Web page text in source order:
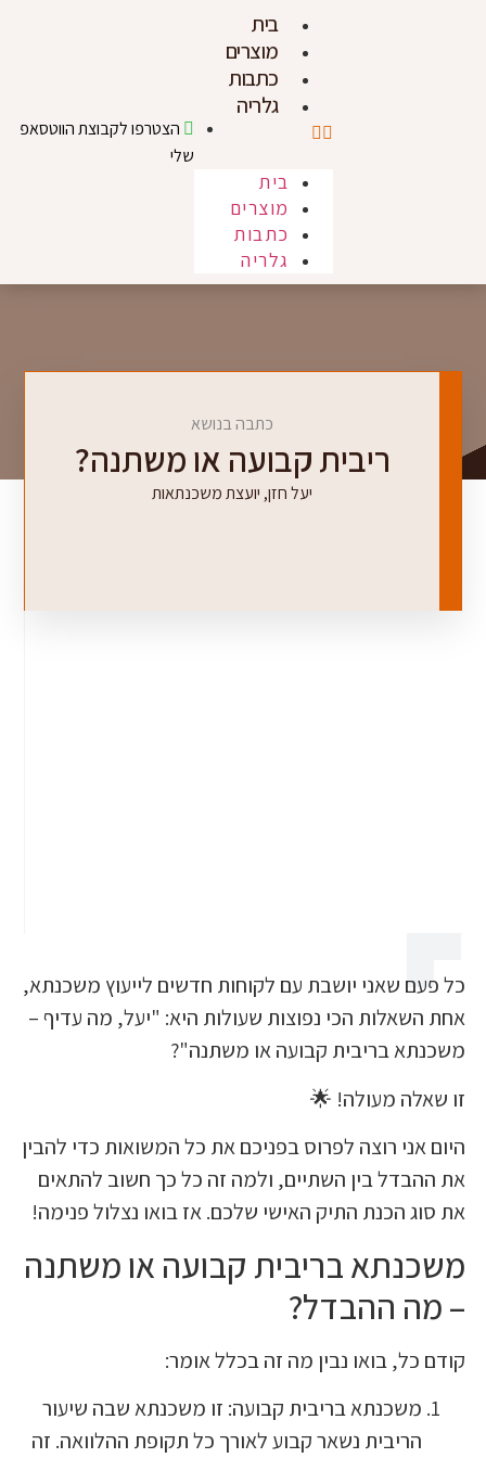
מוצרים
כתבות
גלריה
מוצרים
כתבות
גלריה
הצטרפו לקבוצת הווטסאפ
כתבה בנושא
ריבית קבועה או משתנה?
יעל חזן, יועצת משכנתאות
שאני יושבת עם לקוחות חדשים לייעוץ משכנתא,
הכי נפוצות שעולות היא: "יעל, מה עדיף –
בריבית קבועה או משתנה"?
מעולה! 🌟
רוצה לפרוס בפניכם את כל המשואות כדי להבין
בין השתיים, ולמה זה כל כך חשוב להתאים
הכנת התיק האישי שלכם. אז בואו נצלול פנימה!
בריבית קבועה או משתנה
ההבדל?
בואו נבין מה זה בכלל אומר:
בריבית קבועה: זו משכנתא שבה שיעור
נשאר קבוע לאורך כל תקופת ההלוואה. זה